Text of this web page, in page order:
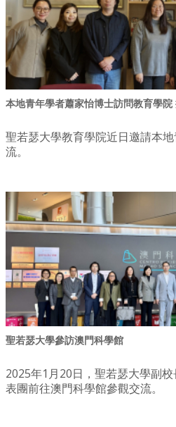
本地青年學者蕭家怡博士訪問教育學
聖若瑟大學教育學院近日邀請本
流。
聖若瑟大學參訪澳門科學館
2025年1月20日，聖若瑟大學副
表團前往澳門科學館參觀交流。